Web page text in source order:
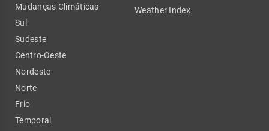
Mudanças Climáticas
Sul
Sudeste
Centro-Oeste
Nordeste
Norte
Frio
Temporal
Weather Index